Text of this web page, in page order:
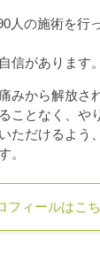
人の施術を行
信があります。
みから解放さ
ことなく、や
ただけるよう
。
フィールはこ